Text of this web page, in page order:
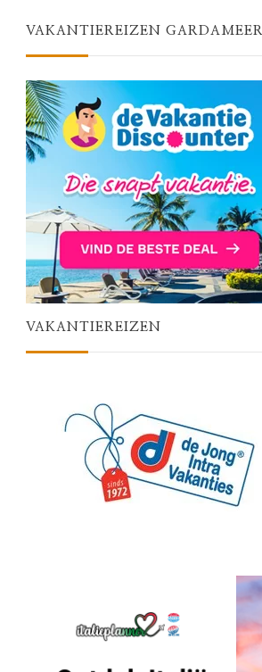
VAKANTIEREIZEN GARDAMEER
VAKANTIEREIZEN